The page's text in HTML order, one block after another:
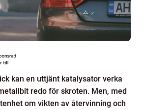
kan en uttjänt katalysator verka
redo för skroten. Men, med
om vikten av återvinning och